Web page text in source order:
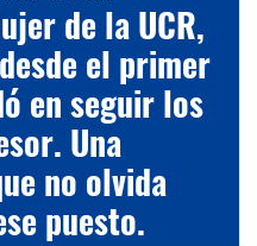
de la UCR,
el primer
en seguir los
Una
no olvida
puesto.